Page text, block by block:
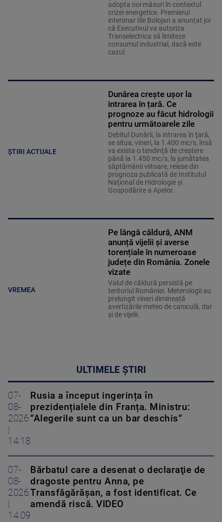
adopta noi măsuri în contextul
crizei energetice. Premierul
interimar Ilie Bolojan a anunțat joi
că Executivul va autoriza
Transelectrica să limiteze
consumul industrial, dacă este
cazul.
ȘTIRI ACTUALE
Dunărea crește ușor la
intrarea în țară. Ce
prognoze au făcut hidrologii
pentru următoarele zile
Debitul Dunării, la intrarea în ţară,
se situa, vineri, la 1.400 mc/s, însă
va exista o tendinţă de creştere
până la 1.450 mc/s, la jumătatea
săptămânii viitoare, reiese din
prognoza publicată de Institutul
Naţional de Hidrologie şi
Gospodărire a Apelor.
VREMEA
Pe lângă căldură, ANM
anunță vijelii și averse
torențiale în numeroase
județe din România. Zonele
vizate
Valul de căldură persistă pe
teritoriul României. Meterologii au
prelungit vineri dimineață
avertizările meteo de caniculă, dar
și de vijelii.
ULTIMELE ȘTIRI
07-
08-
2026
14:18
Rusia a început ingerința în
prezidențialele din Franța. Ministru:
”Alegerile sunt ca un bar deschis”
07-
08-
2026
14:09
Bărbatul care a desenat o declaraţie de
dragoste pentru Anna, pe
Transfăgărăşan, a fost identificat. Ce
amendă riscă. VIDEO